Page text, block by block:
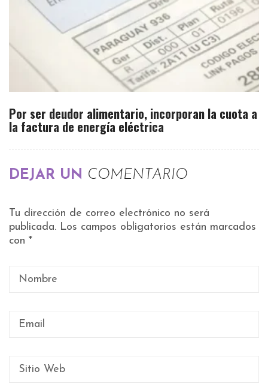
Por ser deudor alimentario, incorporan la cuota a
la factura de energía eléctrica
DEJAR UN COMENTARIO
Tu dirección de correo electrónico no será
publicada. Los campos obligatorios están marcados
con *